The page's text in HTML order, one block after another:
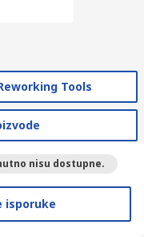
Tools
nisu dostupne.
isporuke